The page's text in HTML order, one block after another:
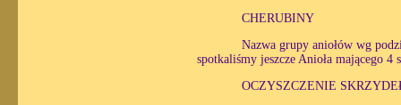
CHERUBINY
Nazwa grupy aniołów wg
spotkaliśmy jeszcze Anioła mającego
OCZYSZCZENIE